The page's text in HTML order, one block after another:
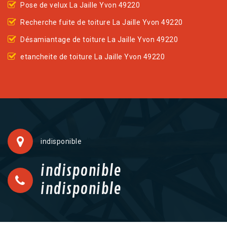
Pose de velux La Jaille Yvon 49220
Recherche fuite de toiture La Jaille Yvon 49220
Désamiantage de toiture La Jaille Yvon 49220
etancheite de toiture La Jaille Yvon 49220
indisponible
indisponible
indisponible